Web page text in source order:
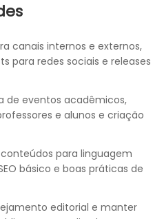
canais internos e externos,
para redes sociais e releases
de eventos acadêmicos,
e alunos e criação
para linguagem
básico e boas práticas de
editorial e manter